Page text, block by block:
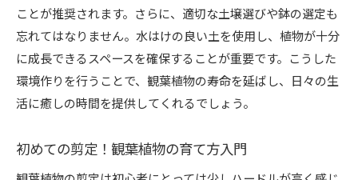
ことが推奨されます。さらに、適切な土壌選びや鉢の選定も
忘れてはなりません。水はけの良い土を使用し、植物が十分
に成長できるスペースを確保することが重要です。こうした
環境作りを行うことで、観葉植物の寿命を延ばし、日々の生
活に癒しの時間を提供してくれるでしょう。
初めての剪定！観葉植物の育て方入門